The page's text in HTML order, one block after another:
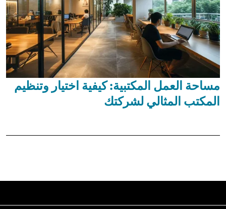
مساحة العمل المكتبية: كيفية اختيار وتنظيم
المكتب المثالي لشركتك